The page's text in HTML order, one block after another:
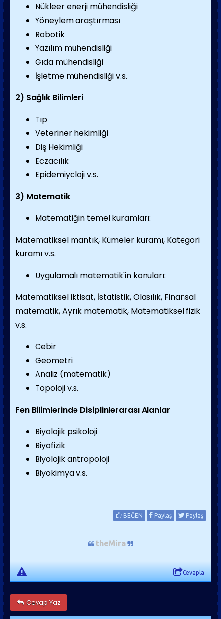
Nükleer enerji mühendisliği
Yöneylem araştırması
Robotik
Yazılım mühendisliği
Gıda mühendisliği
İşletme mühendisliği v.s.
2) Sağlık Bilimleri
Tıp
Veteriner hekimliği
Diş Hekimliği
Eczacılık
Epidemiyoloji v.s.
3) Matematik
Matematiğin temel kuramları:
Matematiksel mantık, Kümeler kuramı, Kategori
kuramı v.s.
Uygulamalı matematik'in konuları:
Matematiksel iktisat, İstatistik, Olasılık, Finansal
matematik, Ayrık matematik, Matematiksel fizik
v.s.
Cebir
Geometri
Analiz (matematik)
Topoloji v.s.
Fen Bilimlerinde Disiplinlerarası Alanlar
Biyolojik psikoloji
Biyofizik
Biyolojik antropoloji
Biyokimya v.s.
BEĞEN Paylaş Paylaş
theMira
Cevapla
Cevap Yaz